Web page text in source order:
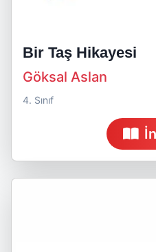
Bir Taş Hikayesi
Göksal Aslan
4. Sınıf